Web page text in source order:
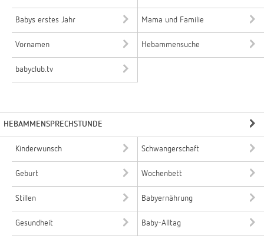
Babys erstes Jahr Mama und Familie
Vornamen Hebammensuche
babyclub.tv
HEBAMMENSPRECHSTUNDE
Kinderwunsch Schwangerschaft
Geburt Wochenbett
Stillen Babyernährung
Gesundheit Baby-Alltag